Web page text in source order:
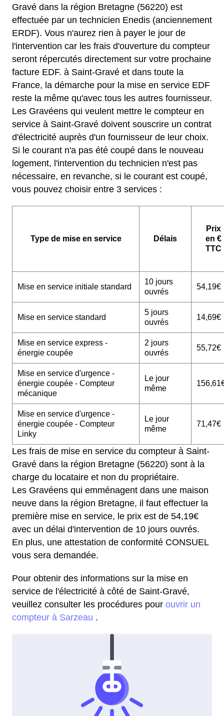
Gravé dans la région Bretagne (56220) est
effectuée par un technicien Enedis (anciennement
ERDF). Vous n'aurez rien à payer le jour de
l'intervention car les frais d'ouverture du compteur
seront répercutés directement sur votre prochaine
facture EDF. à Saint-Gravé et dans toute la
France, la démarche pour la mise en service EDF
reste la même qu'avec tous les autres fournisseur.
Les Gravéens qui veulent mettre le compteur en
service à Saint-Gravé doivent souscrire un contrat
d'électricité auprès d'un fournisseur de leur choix.
Si le courant n'a pas été coupé dans le nouveau
logement, l'intervention du technicien n'est pas
nécessaire, en revanche, si le courant est coupé,
vous pouvez choisir entre 3 services :
Type de mise en service Délais
Prix
en €
TTC
Mise en service initiale standard
10 jours
ouvrés
54,19€
Mise en service standard
5 jours
ouvrés
14,69€
Mise en service express -
énergie coupée
2 jours
ouvrés
55,72€
Mise en service d'urgence -
énergie coupée - Compteur
mécanique
Le jour
même
Mise en service d'urgence -
énergie coupée - Compteur
Linky
Le jour
même
71,47€
Les frais de mise en service du compteur à Saint-
Gravé dans la région Bretagne (56220) sont à la
charge du locataire et non du propriétaire.
Les Gravéens qui emménagent dans une maison
neuve dans la région Bretagne, il faut effectuer la
première mise en service, le prix est de 54,19€
avec un délai d'intervention de 10 jours ouvrés.
En plus, une attestation de conformité CONSUEL
vous sera demandée.
Pour obtenir des informations sur la mise en
service de l'électricité à côté de Saint-Gravé,
veuillez consulter les procédures pour ouvrir un
compteur à Sarzeau .